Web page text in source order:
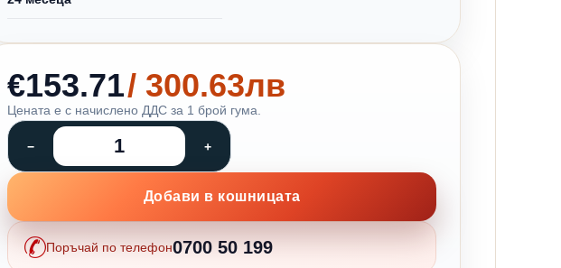
€153.71/ 300.63лв
Цената е с начислено ДДС за 1 брой гума.
Добави в кошницата
Поръчай по телефон0700 50 199